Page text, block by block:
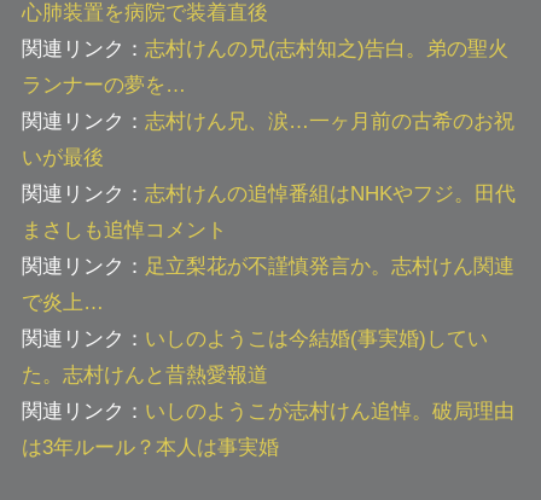
心肺装置を病院で装着直後
関連リンク： 志村けんの兄(志村知之)告白。弟の聖火
ランナーの夢を…
関連リンク： 志村けん兄、涙…一ヶ月前の古希のお祝
いが最後
関連リンク： 志村けんの追悼番組はNHKやフジ。田代
まさしも追悼コメント
関連リンク： 足立梨花が不謹慎発言か。志村けん関連
で炎上…
関連リンク： いしのようこは今結婚(事実婚)してい
た。志村けんと昔熱愛報道
関連リンク： いしのようこが志村けん追悼。破局理由
は3年ルール？本人は事実婚